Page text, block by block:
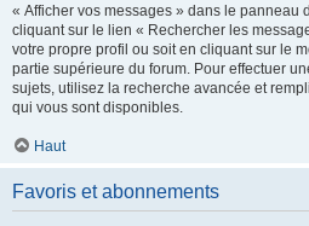
« Afficher vos messages » dans le panneau
cliquant sur le lien « Rechercher les
votre propre profil ou soit en cliquant sur le
partie supérieure du forum. Pour effectuer
sujets, utilisez la recherche avancée et
qui vous sont disponibles.
Haut
Favoris et abonnements